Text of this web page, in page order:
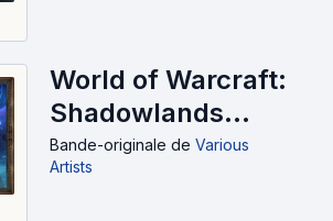
World of Warcraft:
Shadowlands
Original
Soundtrack (OST)
Bande-originale de Various
Artists